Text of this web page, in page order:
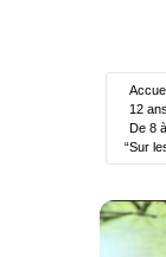
12
De 8
“Sur